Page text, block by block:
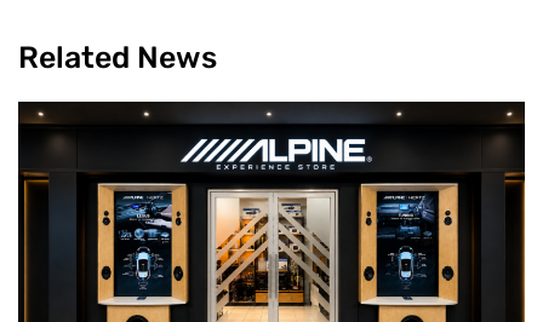
Related News